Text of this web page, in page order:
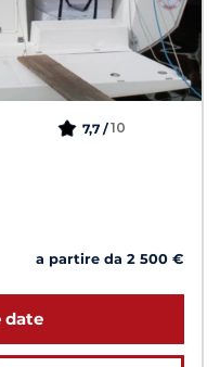
7,7 /10
a partire da 2 500 €
date